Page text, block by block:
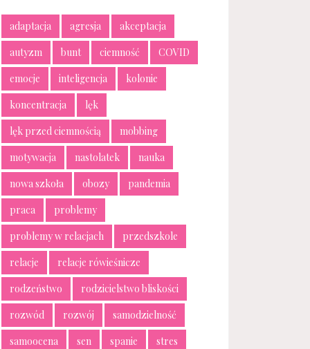
adaptacja agresja
akceptacja
autyzm
bunt ciemność
COVID
emocje
inteligencja
kolonie
koncentracja
lęk
lęk przed ciemnością
mobbing
motywacja
nastolatek
nauka
nowa szkoła
obozy
pandemia
praca
problemy
problemy w relacjach
przedszkole
relacje
relacje rówieśnicze
rodzeństwo
rodzicielstwo bliskości
rozwód
rozwój
samodzielność
samoocena
sen spanie
stres